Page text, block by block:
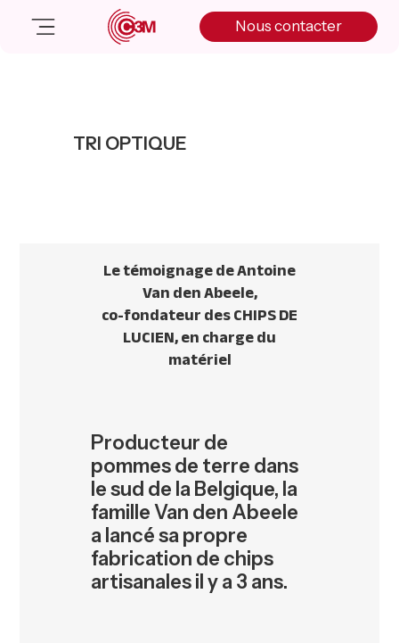
Nous contacter
Salle de presse
Nous contacter
TRI OPTIQUE
Le témoignage de Antoine
Van den Abeele,
co-fondateur des CHIPS DE
LUCIEN, en charge du
matériel
Producteur de
pommes de terre dans
le sud de la Belgique, la
famille Van den Abeele
a lancé sa propre
fabrication de chips
artisanales il y a 3 ans.